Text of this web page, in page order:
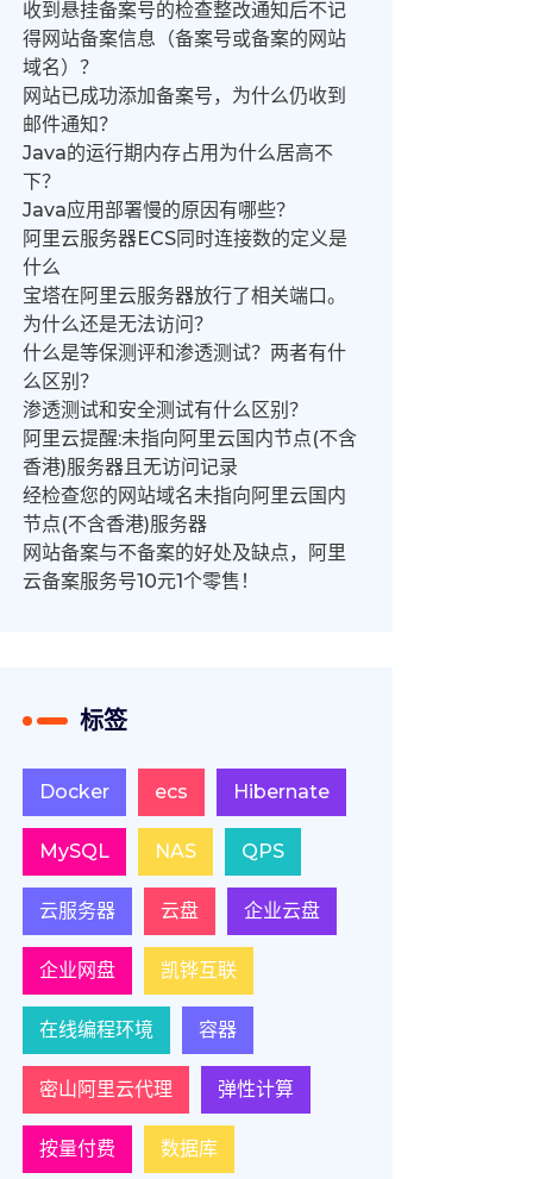
收到悬挂备案号的检查整改通知后不记
得网站备案信息（备案号或备案的网站
域名）？
网站已成功添加备案号，为什么仍收到
邮件通知？
Java的运行期内存占用为什么居高不
下？
Java应用部署慢的原因有哪些？
阿里云服务器ECS同时连接数的定义是
什么
宝塔在阿里云服务器放行了相关端口。
为什么还是无法访问？
什么是等保测评和渗透测试？两者有什
么区别？
渗透测试和安全测试有什么区别？
阿里云提醒:未指向阿里云国内节点(不含
香港)服务器且无访问记录
经检查您的网站域名未指向阿里云国内
节点(不含香港)服务器
网站备案与不备案的好处及缺点，阿里
云备案服务号10元1个零售！
标签
Docker ecs Hibernate
MySQL NAS QPS
云服务器 云盘 企业云盘
企业网盘 凯铧互联
在线编程环境 容器
密山阿里云代理 弹性计算
按量付费 数据库